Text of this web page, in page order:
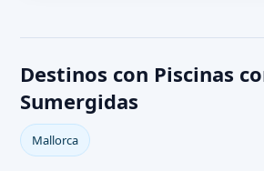
Destinos con Piscinas
Sumergidas
Mallorca